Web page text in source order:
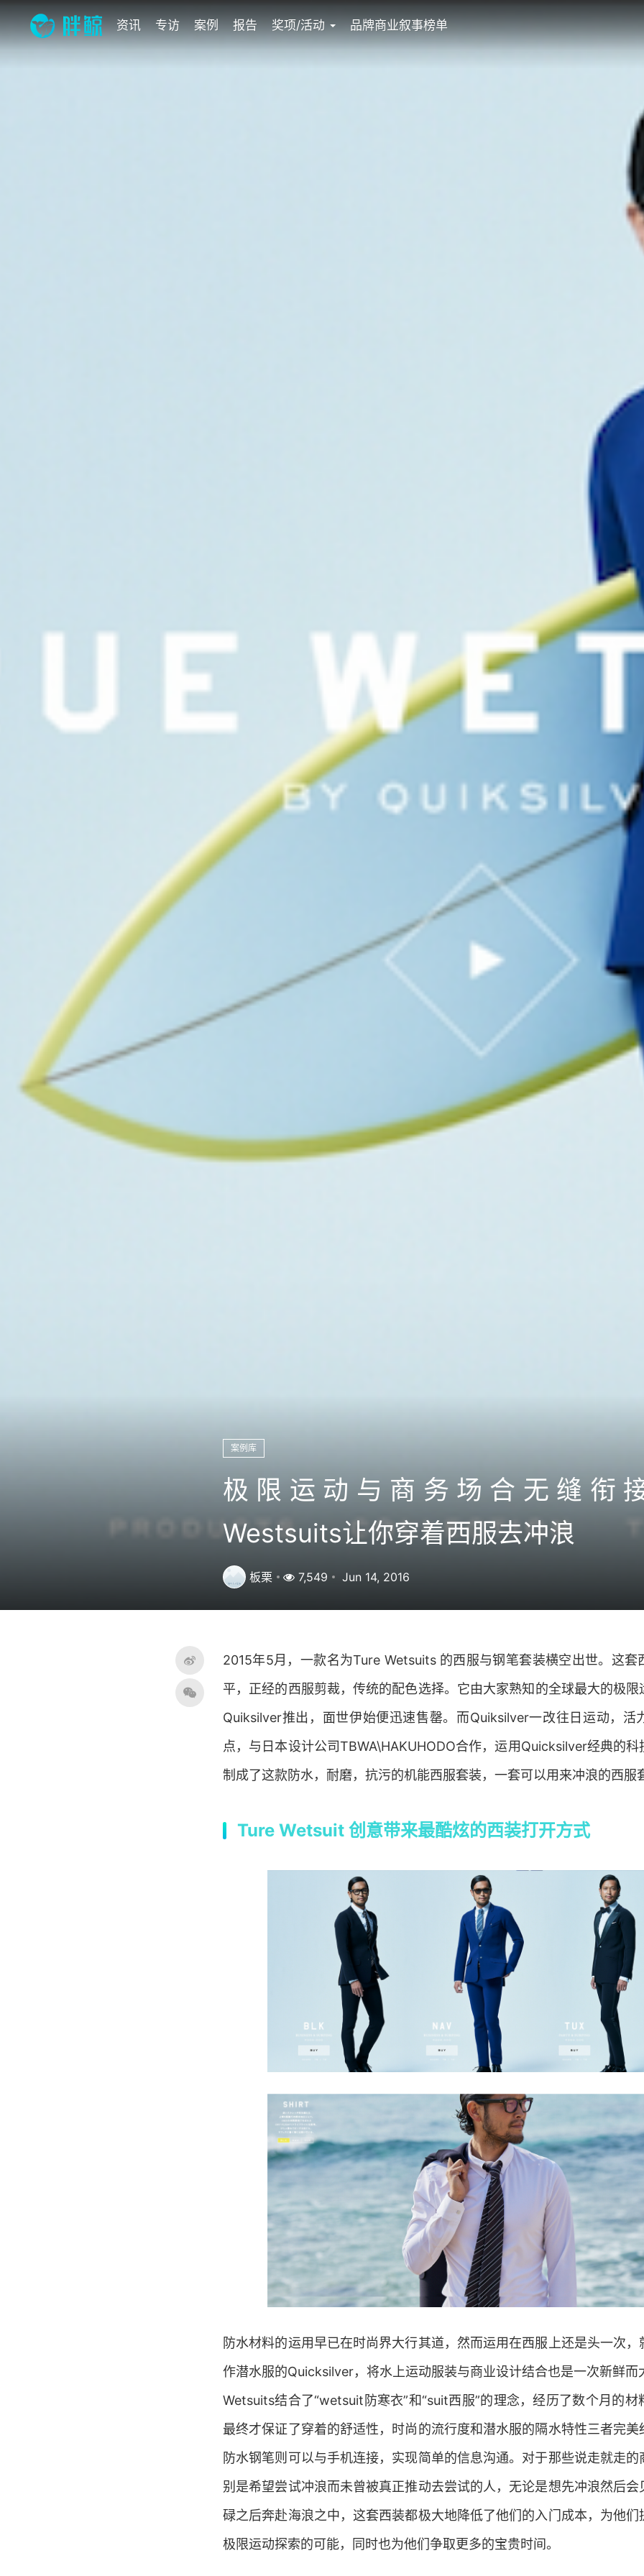
资讯 专访 案例 报告 奖项/活动 品牌商业叙事榜单
案例库
极限运动与商务场合无缝衔
Westsuits让你穿着西服去冲浪
板栗 7,549 Jun 14, 2016
2015年5月，一款名为Ture Wetsuits 的西服与钢笔套装横空出世。这套
平，正经的西服剪裁，传统的配色选择。它由大家熟知的全球最大的极
Quiksilver推出，面世伊始便迅速售罄。而Quiksilver一改往日运动，活
点，与日本设计公司TBWA\HAKUHODO合作，运用Quicksilver经典的科
制成了这款防水，耐磨，抗污的机能西服套装，一套可以用来冲浪的西服
Ture Wetsuit 创意带来最酷炫的西装打开方式
防水材料的运用早已在时尚界大行其道，然而运用在西服上还是头一次
作潜水服的Quicksilver，将水上运动服装与商业设计结合也是一次新鲜而
Wetsuits结合了“wetsuit防寒衣”和“suit西服”的理念，经历了数个月的材
最终才保证了穿着的舒适性，时尚的流行度和潜水服的隔水特性三者完
防水钢笔则可以与手机连接，实现简单的信息沟通。对于那些说走就走
别是希望尝试冲浪而未曾被真正推动去尝试的人，无论是想先冲浪然后
碌之后奔赴海浪之中，这套西装都极大地降低了他们的入门成本，为他
极限运动探索的可能，同时也为他们争取更多的宝贵时间。